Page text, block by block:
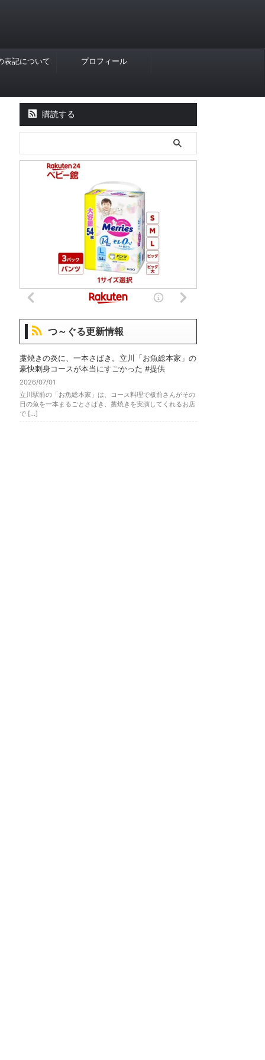
表記について プロフィール
購読する
つ～ぐる更新情報
藁焼きの炎に、一本さばき。立川「お魚総本家」の
豪快刺身コースが本当にすごかった #提供
2026/07/01
立川駅前の「お魚総本家」は、コース料理で板前さんがその
日の魚を一本まるごとさばき、藁焼きを実演してくれるお店
で […]